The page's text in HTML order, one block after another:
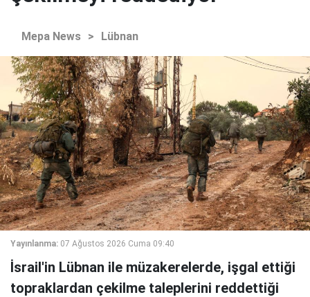
Mepa News > Lübnan
Yayınlanma: 07 Ağustos 2026 Cuma 09:40
İsrail'in Lübnan ile müzakerelerde, işgal ettiği
topraklardan çekilme taleplerini reddettiği